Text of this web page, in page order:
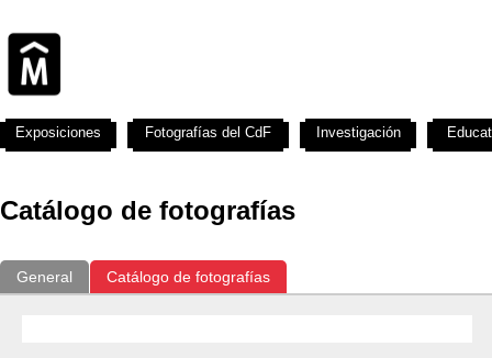
Catálogo de fotografías
General Catálogo de fotografías
Exposiciones Fotografías del CdF Investigación